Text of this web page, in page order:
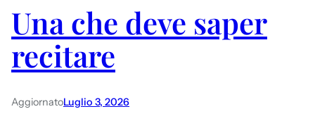
Una che deve saper
recitare
AggiornatoLuglio 3, 2026